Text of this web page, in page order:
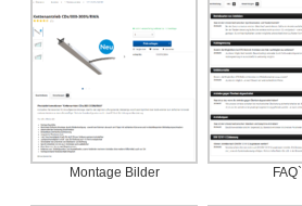
Montage Bilder